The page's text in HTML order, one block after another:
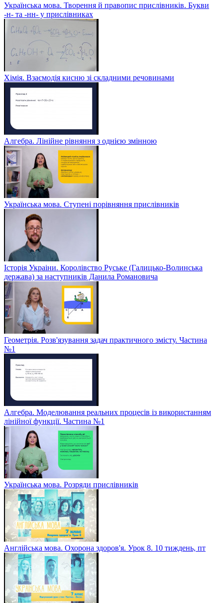
Українська мова. Творення й правопис прислівників. Букви
-н- та -нн- у прислівниках
Хімія. Взаємодія кисню зі складними речовинами
Алгебра. Лінійне рівняння з однією змінною
Українська мова. Ступені порівняння прислівників
Історія Украіни. Королівство Руське (Галицько-Волинська
держава) за наступників Данила Романовича
Геометрія. Розв'язування задач практичного змісту. Частина
№1
Алгебра. Моделювання реальних процесів із використанням
лінійної функції. Частина №1
Українська мова. Розряди прислівників
Англійська мова. Охорона здоров'я. Урок 8. 10 тиждень, пт